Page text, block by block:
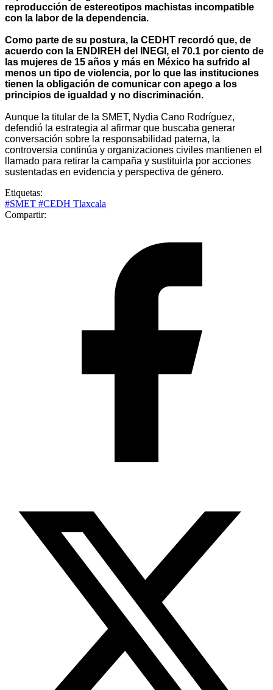
reproducción de estereotipos machistas incompatible
con la labor de la dependencia.
Como parte de su postura, la CEDHT recordó que, de
acuerdo con la ENDIREH del INEGI, el 70.1 por ciento de
las mujeres de 15 años y más en México ha sufrido al
menos un tipo de violencia, por lo que las instituciones
tienen la obligación de comunicar con apego a los
principios de igualdad y no discriminación.
Aunque la titular de la SMET, Nydia Cano Rodríguez,
defendió la estrategia al afirmar que buscaba generar
conversación sobre la responsabilidad paterna, la
controversia continúa y organizaciones civiles mantienen el
llamado para retirar la campaña y sustituirla por acciones
sustentadas en evidencia y perspectiva de género.
Etiquetas:
#SMET #CEDH Tlaxcala
Compartir: